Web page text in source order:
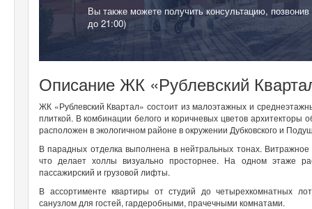
Вы также можете получить консультацию,
до 21:00)
Описание ЖК «Рублевский
ЖК «Рублевский Квартал» состоит из малоэтажных и
плиткой. В комбинации белого и коричневых цветов
расположен в экологичном районе в окружении Дубковского и
В парадных отделка выполнена в нейтральных тонах. Витражное
что делает холлы визуально просторнее. На одном этаже
пассажирский и грузовой лифты.
В ассортименте квартиры от студий до четырехкомнатных
санузлом для гостей, гардеробными, прачечными комнатами.